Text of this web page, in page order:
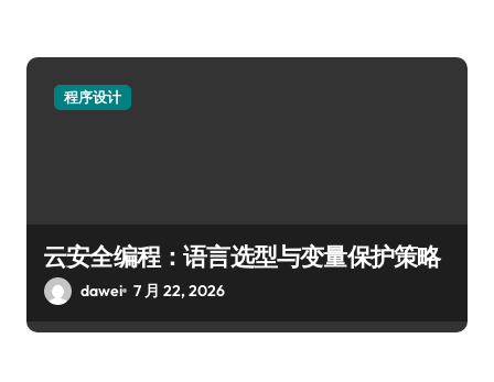
程序设计
云安全编程：语言选型与变量保护策略
dawei 7 月 22, 2026